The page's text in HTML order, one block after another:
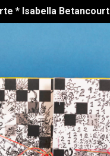
* Isabella Betancourt